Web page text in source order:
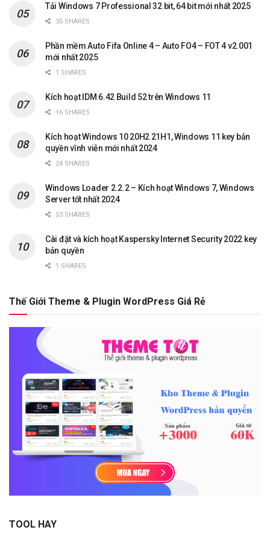
Tải Windows 7 Professional 32 bit, 64 bit mới nhất 2025
35 SHARES
Phần mềm Auto Fifa Online 4 – Auto FO4 – FOT 4 v2.001
mới nhất 2025
1 SHARES
Kích hoạt IDM 6.42 Build 52 trên Windows 11
16 SHARES
Kích hoạt Windows 10 20H2 21H1, Windows 11 key bản
quyền vĩnh viễn mới nhất 2024
24 SHARES
Windows Loader 2.2.2 – Kích hoạt Windows 7, Windows
Server tốt nhất 2024
53 SHARES
Cài đặt và kích hoạt Kaspersky Internet Security 2022 key
bản quyền
1 SHARES
Thế Giới Theme & Plugin WordPress Giá Rẻ
TOOL HAY